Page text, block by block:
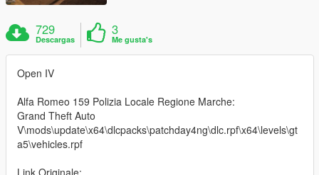
729
Descargas
3
Me gusta's
Open IV
Alfa Romeo 159 Polizia Locale Regione Marche:
Grand Theft Auto
V\mods\update\x64\dlcpacks\patchday4ng\dlc.rpf\x64\levels\gt
a5\vehicles.rpf